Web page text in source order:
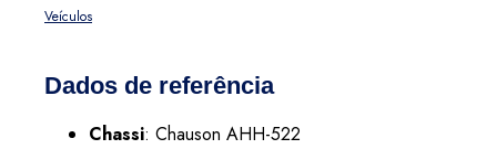
Veículos
Dados de referência
Chassi: Chauson AHH-522